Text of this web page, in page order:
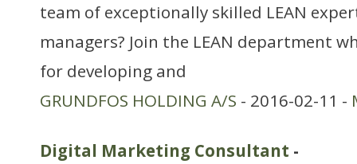
team of exceptionally skilled LEAN
managers? Join the LEAN department
for developing and
GRUNDFOS HOLDING A/S - 2016-02-11 -
Digital Marketing Consultant -